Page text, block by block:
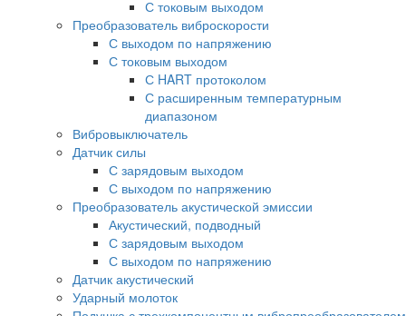
С токовым выходом
Преобразователь виброскорости
С выходом по напряжению
С токовым выходом
С HART протоколом
С расширенным температурным
диапазоном
Вибровыключатель
Датчик силы
С зарядовым выходом
С выходом по напряжению
Преобразователь акустической эмиссии
Акустический, подводный
С зарядовым выходом
С выходом по напряжению
Датчик акустический
Ударный молоток